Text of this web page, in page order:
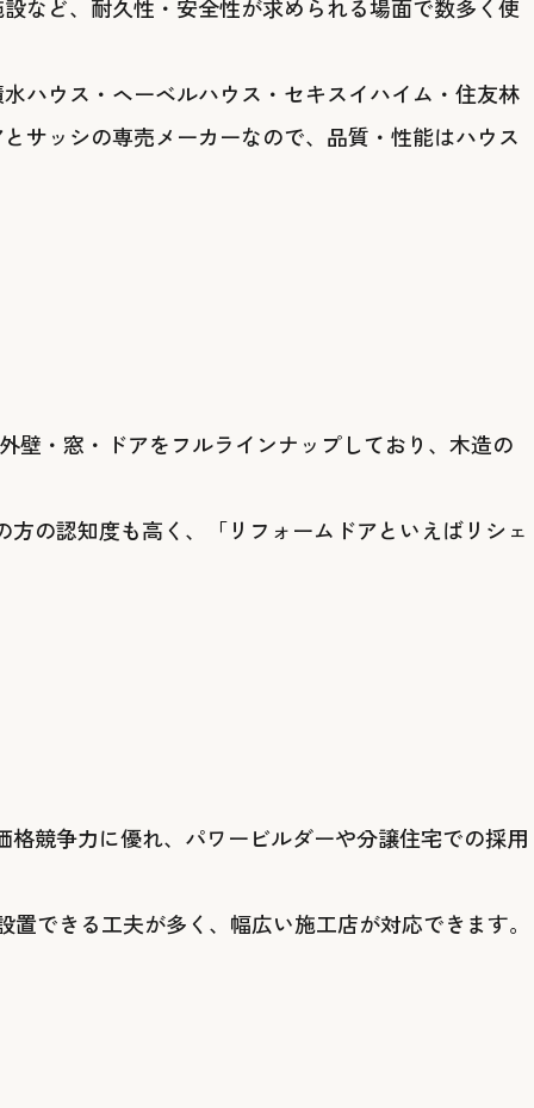
など、耐久性・安全性が求められる場面で数多く使
ハウス・ヘーベルハウス・セキスイハイム・住友林
サッシの専売メーカーなので、品質・性能はハウス
壁・窓・ドアをフルラインナップしており、木造の
の認知度も高く、「リフォームドアといえばリシェ
競争力に優れ、パワービルダーや分譲住宅での採用
できる工夫が多く、幅広い施工店が対応できます。